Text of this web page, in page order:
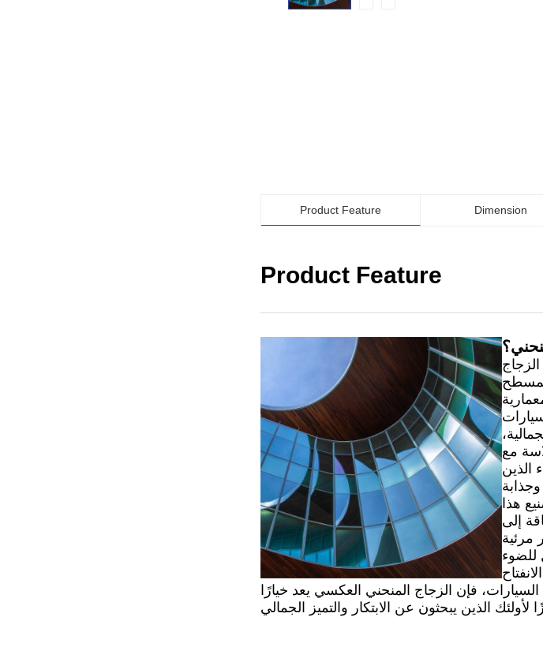
Product Feature Dimension
Product Feature
مع
الذين
هذا
إلى
مرئية
للضوء
فإن الزجاج المنحني العكسي يعد خيارًا